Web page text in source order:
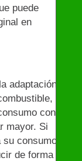
puede
en
adaptación
con el
mayor. Si
consumo.
de forma